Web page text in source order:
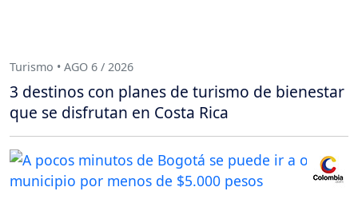
Turismo • AGO 6 / 2026
3 destinos con planes de turismo de bienestar
que se disfrutan en Costa Rica